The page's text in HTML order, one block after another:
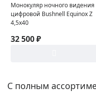
Монокуляр ночного видения
цифровой Bushnell Equinox Z
4,5x40
32 500 ₽
С полным